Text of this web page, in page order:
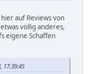
auf Reviews von
völlig anderes,
eigene Schaffen